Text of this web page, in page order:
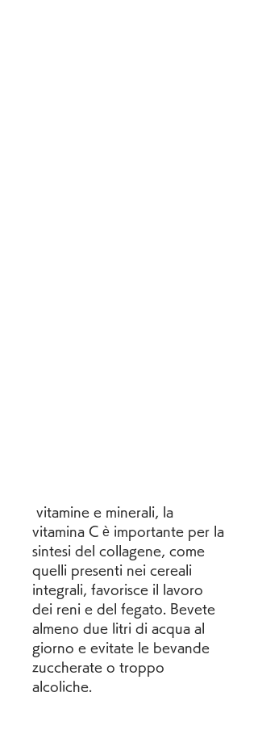
vitamina C è importante per la
sintesi del collagene, come
quelli presenti nei cereali
integrali, favorisce il lavoro
dei reni e del fegato. Bevete
almeno due litri di acqua al
giorno e evitate le bevande
zuccherate o troppo
alcoliche.